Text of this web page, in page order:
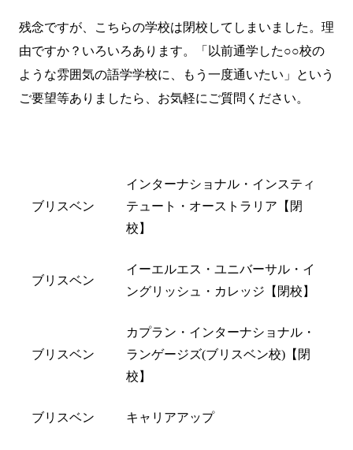
残念ですが、こちらの学校は閉校してしまいました。理
由ですか？いろいろあります。「以前通学した○○校の
ような雰囲気の語学学校に、もう一度通いたい」という
ご要望等ありましたら、 お気軽にご質問 ください。
ブリスベン
インターナショナル・インスティ
テュート・オーストラリア【閉
校】
ブリスベン
イーエルエス・ユニバーサル・イ
ングリッシュ・カレッジ【閉校】
ブリスベン
カプラン・インターナショナル・
ランゲージズ(ブリスベン校)【閉
校】
ブリスベン キャリアアップ